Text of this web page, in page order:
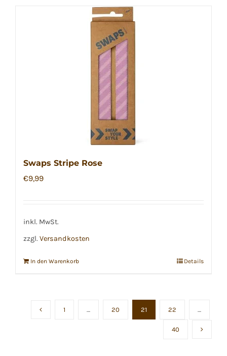
Swaps Stripe Rose
€9,99
inkl. MwSt.
zzgl. Versandkosten
In den Warenkorb Details
1 … 20 21 22 …
40